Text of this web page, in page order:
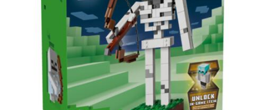
娃娃, 芭比,收藏公仔
電子玩具
遊戲及拼圖系列
Pokemon寶可夢
playpop
LEGO樂高
14歳以上